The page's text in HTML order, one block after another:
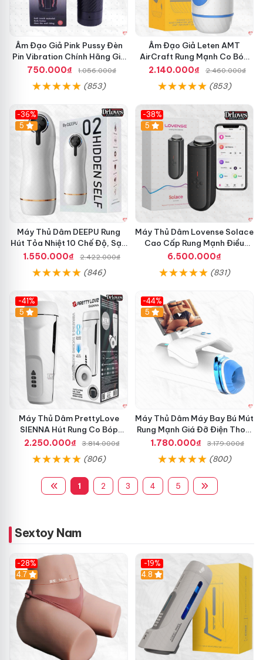
Âm Đạo Giả Pink Pussy Đèn
Pin Vibration Chính Hãng Giá
Tốt
750.000₫ 1.056.000₫
(853)
Âm Đạo Giả Leten AMT
AirCraft Rung Mạnh Co Bóp
Massage Êm Ái
2.140.000₫ 2.460.000₫
(853)
-36%
Hot
5
Máy Thủ Dâm DEEPU Rung
Hút Tỏa Nhiệt 10 Chế Độ, Sạc
Pin
1.550.000₫ 2.422.000₫
(846)
-38%
Hot
5
Máy Thủ Dâm Lovense Solace
Cao Cấp Rung Mạnh Điều
Khiển App
6.500.000₫
(831)
-41%
Hot
5
Máy Thủ Dâm PrettyLove
SIENNA Hút Rung Co Bóp
Mạnh Mẽ Nam
2.250.000₫ 3.814.000₫
(806)
-44%
Hot
5
Máy Thủ Dâm Máy Bay Bú Mút
Rung Mạnh Giá Đỡ Điện Thoại
Chính Hãng
1.780.000₫ 3.179.000₫
(800)
1 2 3 4 5
Sextoy Nam
-28%
4.7
-19%
Hot
4.8